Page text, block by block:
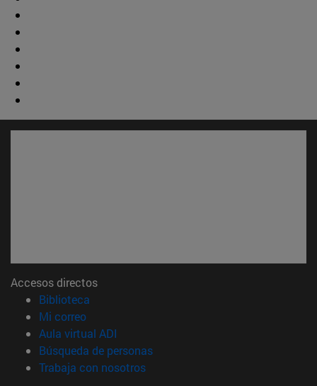
Accesos directos
Biblioteca
Mi correo(abre en nueva ventana)
Aula virtual ADI
Búsqueda de personas(abre en nueva ventana)
Trabaja con nosotros(abre en nueva ventana)